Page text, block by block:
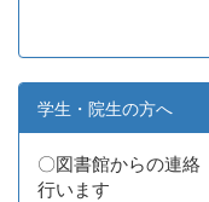
学生・院生の方へ
〇図書館からの連絡
行います